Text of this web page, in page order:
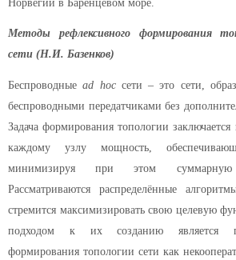
Норвегии в Баренцевом море.
Методы рефлексивного формирования
сети (Н.И. Базенков)
Беспроводныеad hocсети – это сети,
беспроводными передатчиками без
Задача формирования топологии
каждому узлу мощность,
минимизируя при этом
Рассматриваются распределённые
стремится максимизировать свою целевую
подходом к их созданию является
формирования топологии сети как